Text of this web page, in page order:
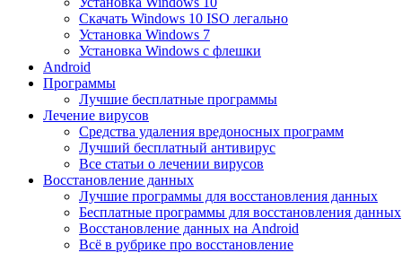
Скачать Windows 10 ISO легально
Установка Windows 7
Установка Windows с флешки
Android
Программы
Лучшие бесплатные программы
Лечение вирусов
Средства удаления вредоносных программ
Лучший бесплатный антивирус
Все статьи о лечении вирусов
Восстановление данных
Лучшие программы для восстановления данных
Бесплатные программы для восстановления данных
Восстановление данных на Android
Всё в рубрике про восстановление